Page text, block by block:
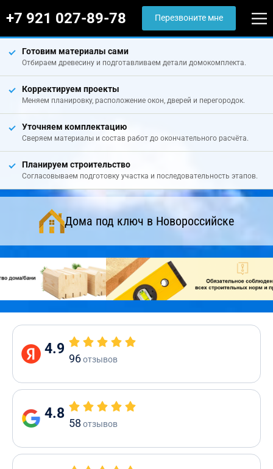
+7 921 027-89-78 Перезвоните мне
Готовим материалы сами
Отбираем древесину и подготавливаем детали домокомплекта.
Корректируем проекты
Меняем планировку, расположение окон, дверей и перегородок.
Уточняем комплектацию
Сверяем материалы и состав работ до окончательного расчёта.
Планируем строительство
Согласовываем подготовку участка и последовательность этапов.
Дома под ключ в Новороссийске
4.9
96отзывов
4.8
58 отзывов